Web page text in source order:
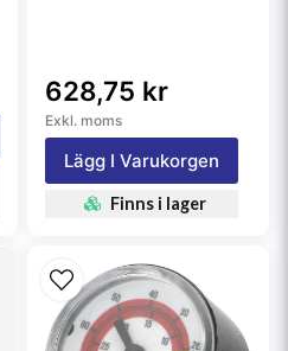
628,75 kr
Exkl. moms
Lägg I Varukorgen
Finns i lager